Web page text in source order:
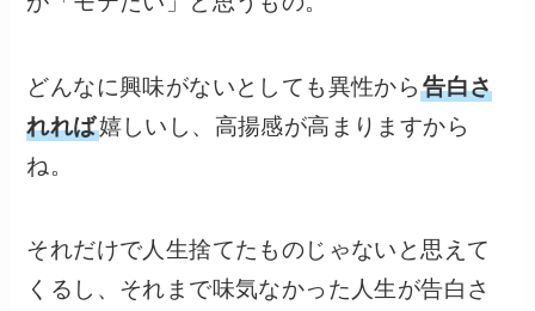
どんなに興味がないとしても異性から告白さ
れれば嬉しいし、高揚感が高まりますから
ね。
それだけで人生捨てたものじゃないと思えて
くるし、それまで味気なかった人生が告白さ